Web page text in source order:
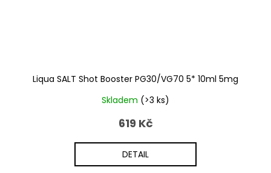
Liqua SALT Shot Booster PG30/VG70 5* 10ml 5mg
Skladem (>3 ks)
619 Kč
DETAIL